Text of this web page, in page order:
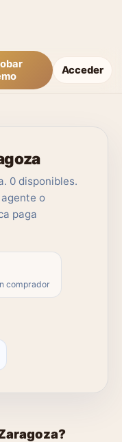
Acceder
0 disponibles.
o
paga
comprador